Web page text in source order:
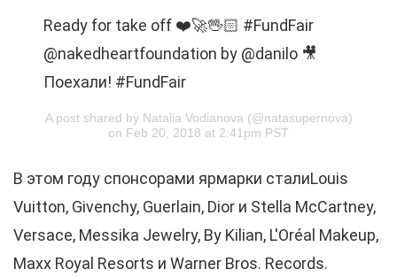
Ready for take off ❤️🚀🖖🏻 #FundFair
@nakedheartfoundation by @danilo 🎥
Поехали! #FundFair
A post shared by Natalia Vodianova (@natasupernova)
on Feb 20, 2018 at 2:41pm PST
В этом году спонсорами ярмарки сталиLouis
Vuitton, Givenchy, Guerlain, Dior и Stella McCartney,
Versace, Messika Jewelry, By Kilian, L'Oréal Makeup,
Maxx Royal Resorts и Warner Bros. Records.